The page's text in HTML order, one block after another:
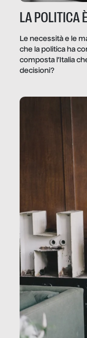
LA POLITICA
Le necessità e le
che la politica ha
composta l’Italia
decisioni?